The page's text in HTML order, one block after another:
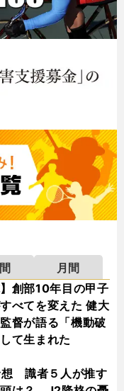
月間
】創部10年目の甲子
べてを変えた 健大
督が語る「機動破
て生まれた
想 識者５人が推す